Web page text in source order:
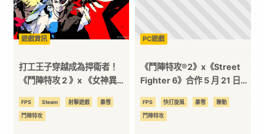
資
訊
台
遊戲資訊
打工王子穿越成為捍衛者！
《鬥陣特攻 2 》x 《女神異聞
FPS Steam 射擊遊戲 暴雪
鬥陣特攻
PC遊戲
《鬥陣特攻®2》x《Street
Fighter 6》合作 5 月 21 日來
FPS 快打旋風 暴雪 聯動
鬥陣特攻